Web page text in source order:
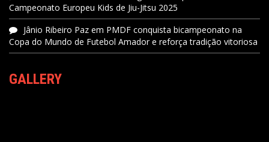
Campeonato Europeu Kids de Jiu-Jitsu 2025
Jânio Ribeiro Paz em PMDF conquista bicampeonato na
Copa do Mundo de Futebol Amador e reforça tradição vitoriosa
GALLERY